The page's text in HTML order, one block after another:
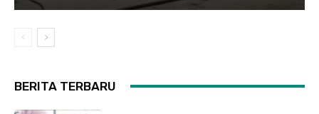
BERITA TERBARU